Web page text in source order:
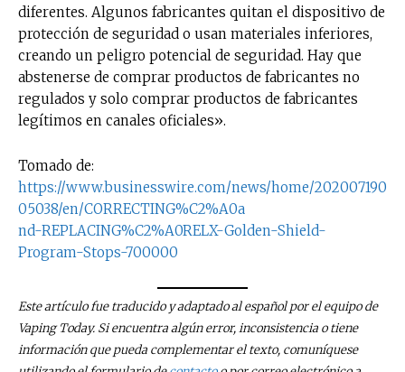
diferentes. Algunos fabricantes quitan el dispositivo de
protección de seguridad o usan materiales inferiores,
creando un peligro potencial de seguridad. Hay que
abstenerse de comprar productos de fabricantes no
regulados y solo comprar productos de fabricantes
legítimos en canales oficiales».
Tomado de:
https://www.businesswire.com/news/home/202007190
05038/en/CORRECTING%C2%A0a
nd-REPLACING%C2%A0RELX-Golden-Shield-
Program-Stops-700000
Este artículo fue traducido y adaptado al español por el equipo de
Vaping Today. Si encuentra algún error, inconsistencia o tiene
información que pueda complementar el texto, comuníquese